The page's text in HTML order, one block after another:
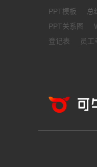
PPT模板 总
PPT关系图
登记表
员工